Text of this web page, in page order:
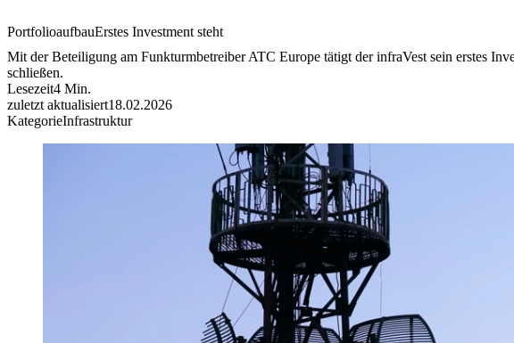
PortfolioaufbauErstes Investment steht
Mit der Beteiligung am Funkturmbetreiber ATC Europe tätigt der infraVest sein erstes
schließen.
Lesezeit4 Min.
zuletzt aktualisiert18.02.2026
KategorieInfrastruktur